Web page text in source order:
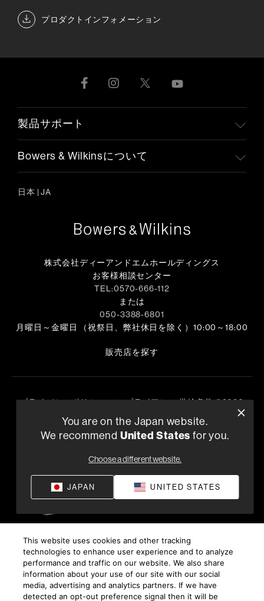
プロダクトインフォメーション
製品サポート
Bowers & Wilkinsについて
日本 | JA
株式会社ディーアンドエムホールディングス
お客様相談センター
TEL:0570-666-112
または
050-3388-6801
月曜日～金曜日 （祝祭日、弊社休日を除く）10:00～18:00
販売店を探す
プライバシーポリシーコンプライアンス供給条件©2026
Harman International Industries, Incorporated 無断転載を禁
じます。
You are on the Japan website.
We recommend United States for you.
Choose a different website.
JAPAN UNITED STATES
This website uses cookies and other tracking
technologies to enhance user experience and to analyze
performance and traffic on our website. We also share
information about your use of our site with our social
media, advertising and analytics partners. If we have
detected an opt-out preference signal then it will be